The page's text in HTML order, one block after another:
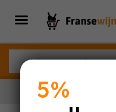
5%